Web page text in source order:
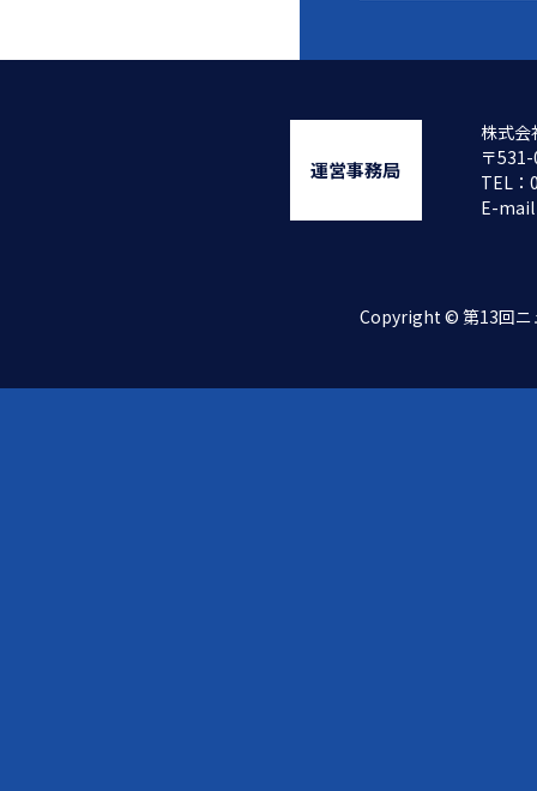
運営事務局
株式会
〒
TEL：
E-
Copyright © 第13回ニ